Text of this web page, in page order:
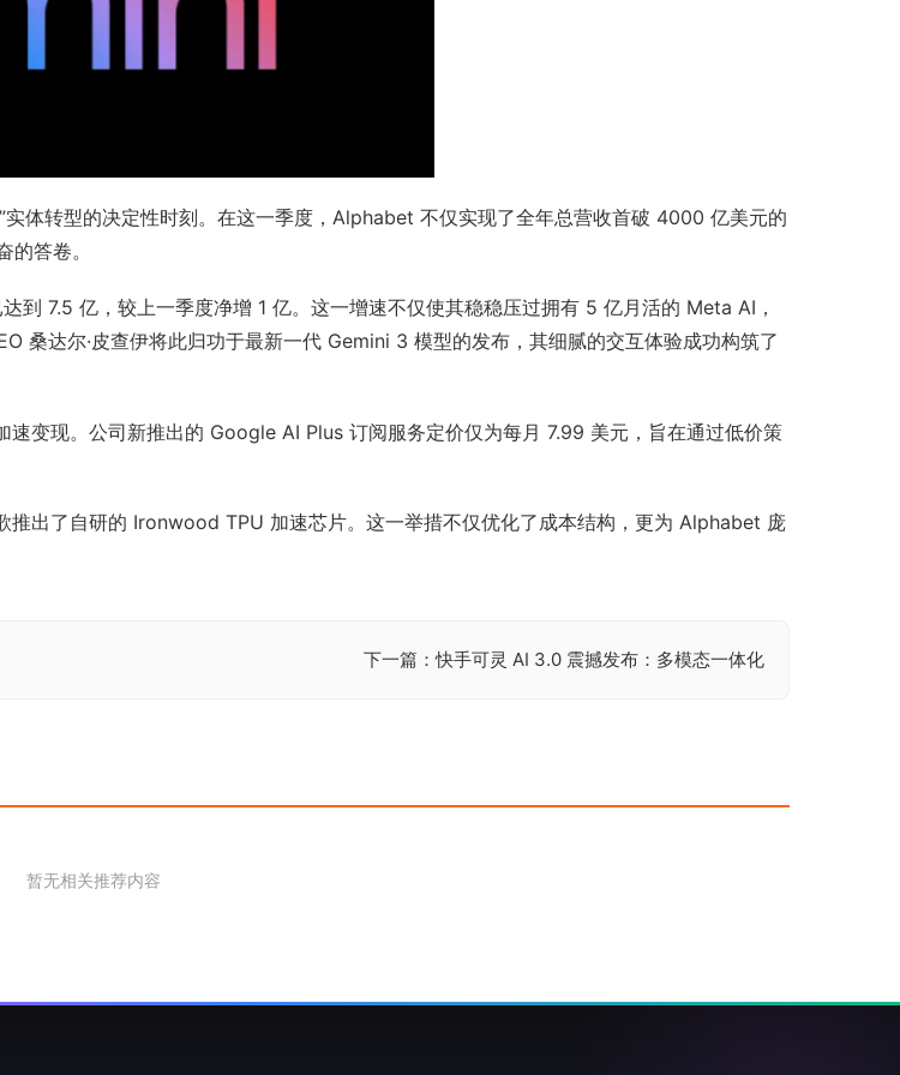
体转型的决定性时刻。在这一季度，Alphabet 不仅实现了全年总营收首破 4000 亿美元的
答卷。
到 7.5 亿，较上一季度净增 1 亿。这一增速不仅使其稳稳压过拥有 5 亿月活的 Meta AI，
桑达尔·皮查伊将此归功于最新一代 Gemini 3 模型的发布，其细腻的交互体验成功构筑了
速变现。公司新推出的 Google AI Plus 订阅服务定价仅为每月 7.99 美元，旨在通过低价策
推出了自研的 Ironwood TPU 加速芯片。这一举措不仅优化了成本结构，更为 Alphabet 庞
下一篇：快手可灵 AI 3.0 震撼发布：多模态一体化
暂无相关推荐内容